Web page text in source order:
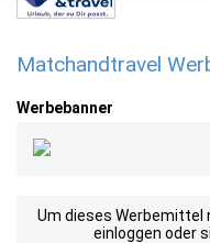
Matchandtravel
Werbebanner
Um dieses Werbemittel
einloggen oder